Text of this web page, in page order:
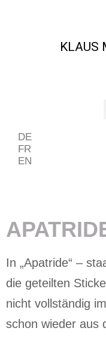
KLAUS
DE
FR
EN
In „Apatride“ –
die geteilten
nicht vollständig
schon wieder aus